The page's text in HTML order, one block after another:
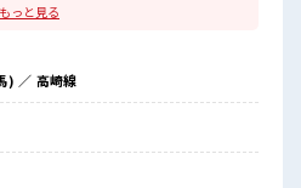
できそう≫
不安だけど、
！
目指していきましょう！
もっと見る
) ／ 高崎線